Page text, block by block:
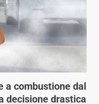
a combustione dal
decisione drastica